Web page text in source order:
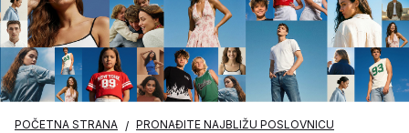
POČETNA STRANA
PRONAĐITE NAJBLIŽU POSLOVNICU